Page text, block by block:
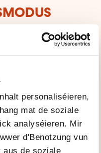
personaliséieren,
mat de soziale
analyséieren. Mir
d'Benotzung vun
aus de soziale
en ligne.
erreecht huet:
a ganz
konkret Besoine
a benotzen. Ka sech